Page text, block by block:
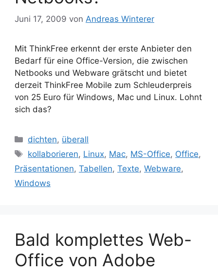
Juni 17, 2009 von Andreas Winterer
Mit ThinkFree erkennt der erste Anbieter den
Bedarf für eine Office-Version, die zwischen
Netbooks und Webware grätscht und bietet
derzeit ThinkFree Mobile zum Schleuderpreis
von 25 Euro für Windows, Mac und Linux. Lohnt
sich das?
Kategorien
dichten, überall
Schlagwörter
kollaborieren, Linux, Mac, MS-Office, Office,
Präsentationen, Tabellen, Texte, Webware,
Windows
Bald komplettes Web-
Office von Adobe